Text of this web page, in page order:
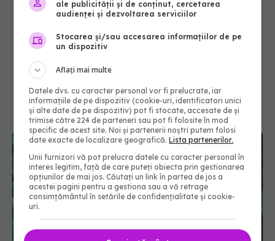
ale publicității și de conținut, cercetarea
audienței și dezvoltarea serviciilor
Stocarea și/sau accesarea informațiilor de pe
un dispozitiv
Aflați mai multe
Datele dvs. cu caracter personal vor fi prelucrate, iar
informațiile de pe dispozitiv (cookie-uri, identificatori unici
și alte date de pe dispozitiv) pot fi stocate, accesate de și
trimise către 224 de parteneri sau pot fi folosite în mod
specific de acest site. Noi și partenerii noștri putem folosi
date exacte de localizare geografică.Lista partenerilor.
Unii furnizori vă pot prelucra datele cu caracter personal în
interes legitim, față de care puteți obiecta prin gestionarea
opțiunilor de mai jos. Căutați un link în partea de jos a
acestei pagini pentru a gestiona sau a vă retrage
consimțământul în setările de confidențialitate și cookie-
uri.